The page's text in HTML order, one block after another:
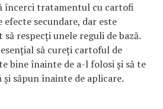
încerci tratamentul cu cartofi
efecte secundare, dar este
respecți unele reguli de bază.
să cureți cartoful de
bine înainte de a-l folosi și să te
și săpun înainte de aplicare.